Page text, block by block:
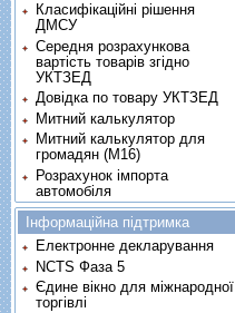
Класифікаційні рішення
ДМСУ
Середня розрахункова
вартість товарів згідно
УКТЗЕД
Довідка по товару УКТЗЕД
Митний калькулятор
Митний калькулятор для
громадян (М16)
Розрахунок імпорта
автомобіля
Інформаційна підтримка
Електронне декларування
NCTS Фаза 5
Єдине вікно для міжнародної
торгівлі